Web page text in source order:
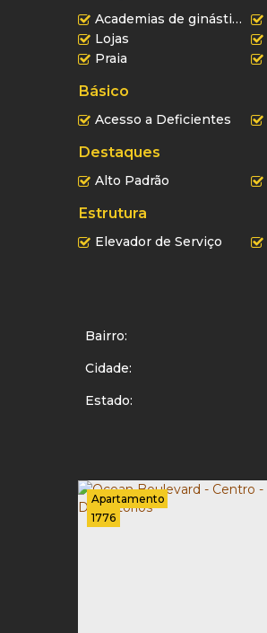
Academias de ginástica
Lojas
Praia
Básico
Acesso a Deficientes
Destaques
Alto Padrão
Estrutura
Elevador de Serviço
Bairro:
Cidade:
Estado:
1776
Apartamento